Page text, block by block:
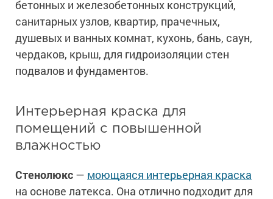
бетонных и железобетонных конструкций,
санитарных узлов, квартир, прачечных,
душевых и ванных комнат, кухонь, бань, саун,
чердаков, крыш, для гидроизоляции стен
подвалов и фундаментов.
Интерьерная краска для
помещений с повышенной
влажностью
Стенолюкс — моющаяся интерьерная краска
на основе латекса. Она отлично подходит для